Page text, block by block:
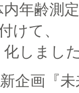
年齢測
けて、
しまし
企画『